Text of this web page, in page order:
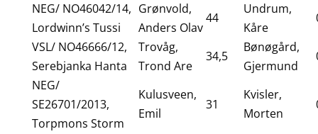
NEG/ NO46042/14,
Lordwinn’s Tussi
Grønvold,
Anders Olav
44
Undrum,
Kåre
VSL/ NO46666/12,
Serebjanka Hanta
Trovåg,
Trond Are
34,5
Bønøgård,
Gjermund
NEG/
SE26701/2013,
Torpmons Storm
Kulusveen,
Emil
31
Kvisler,
Morten